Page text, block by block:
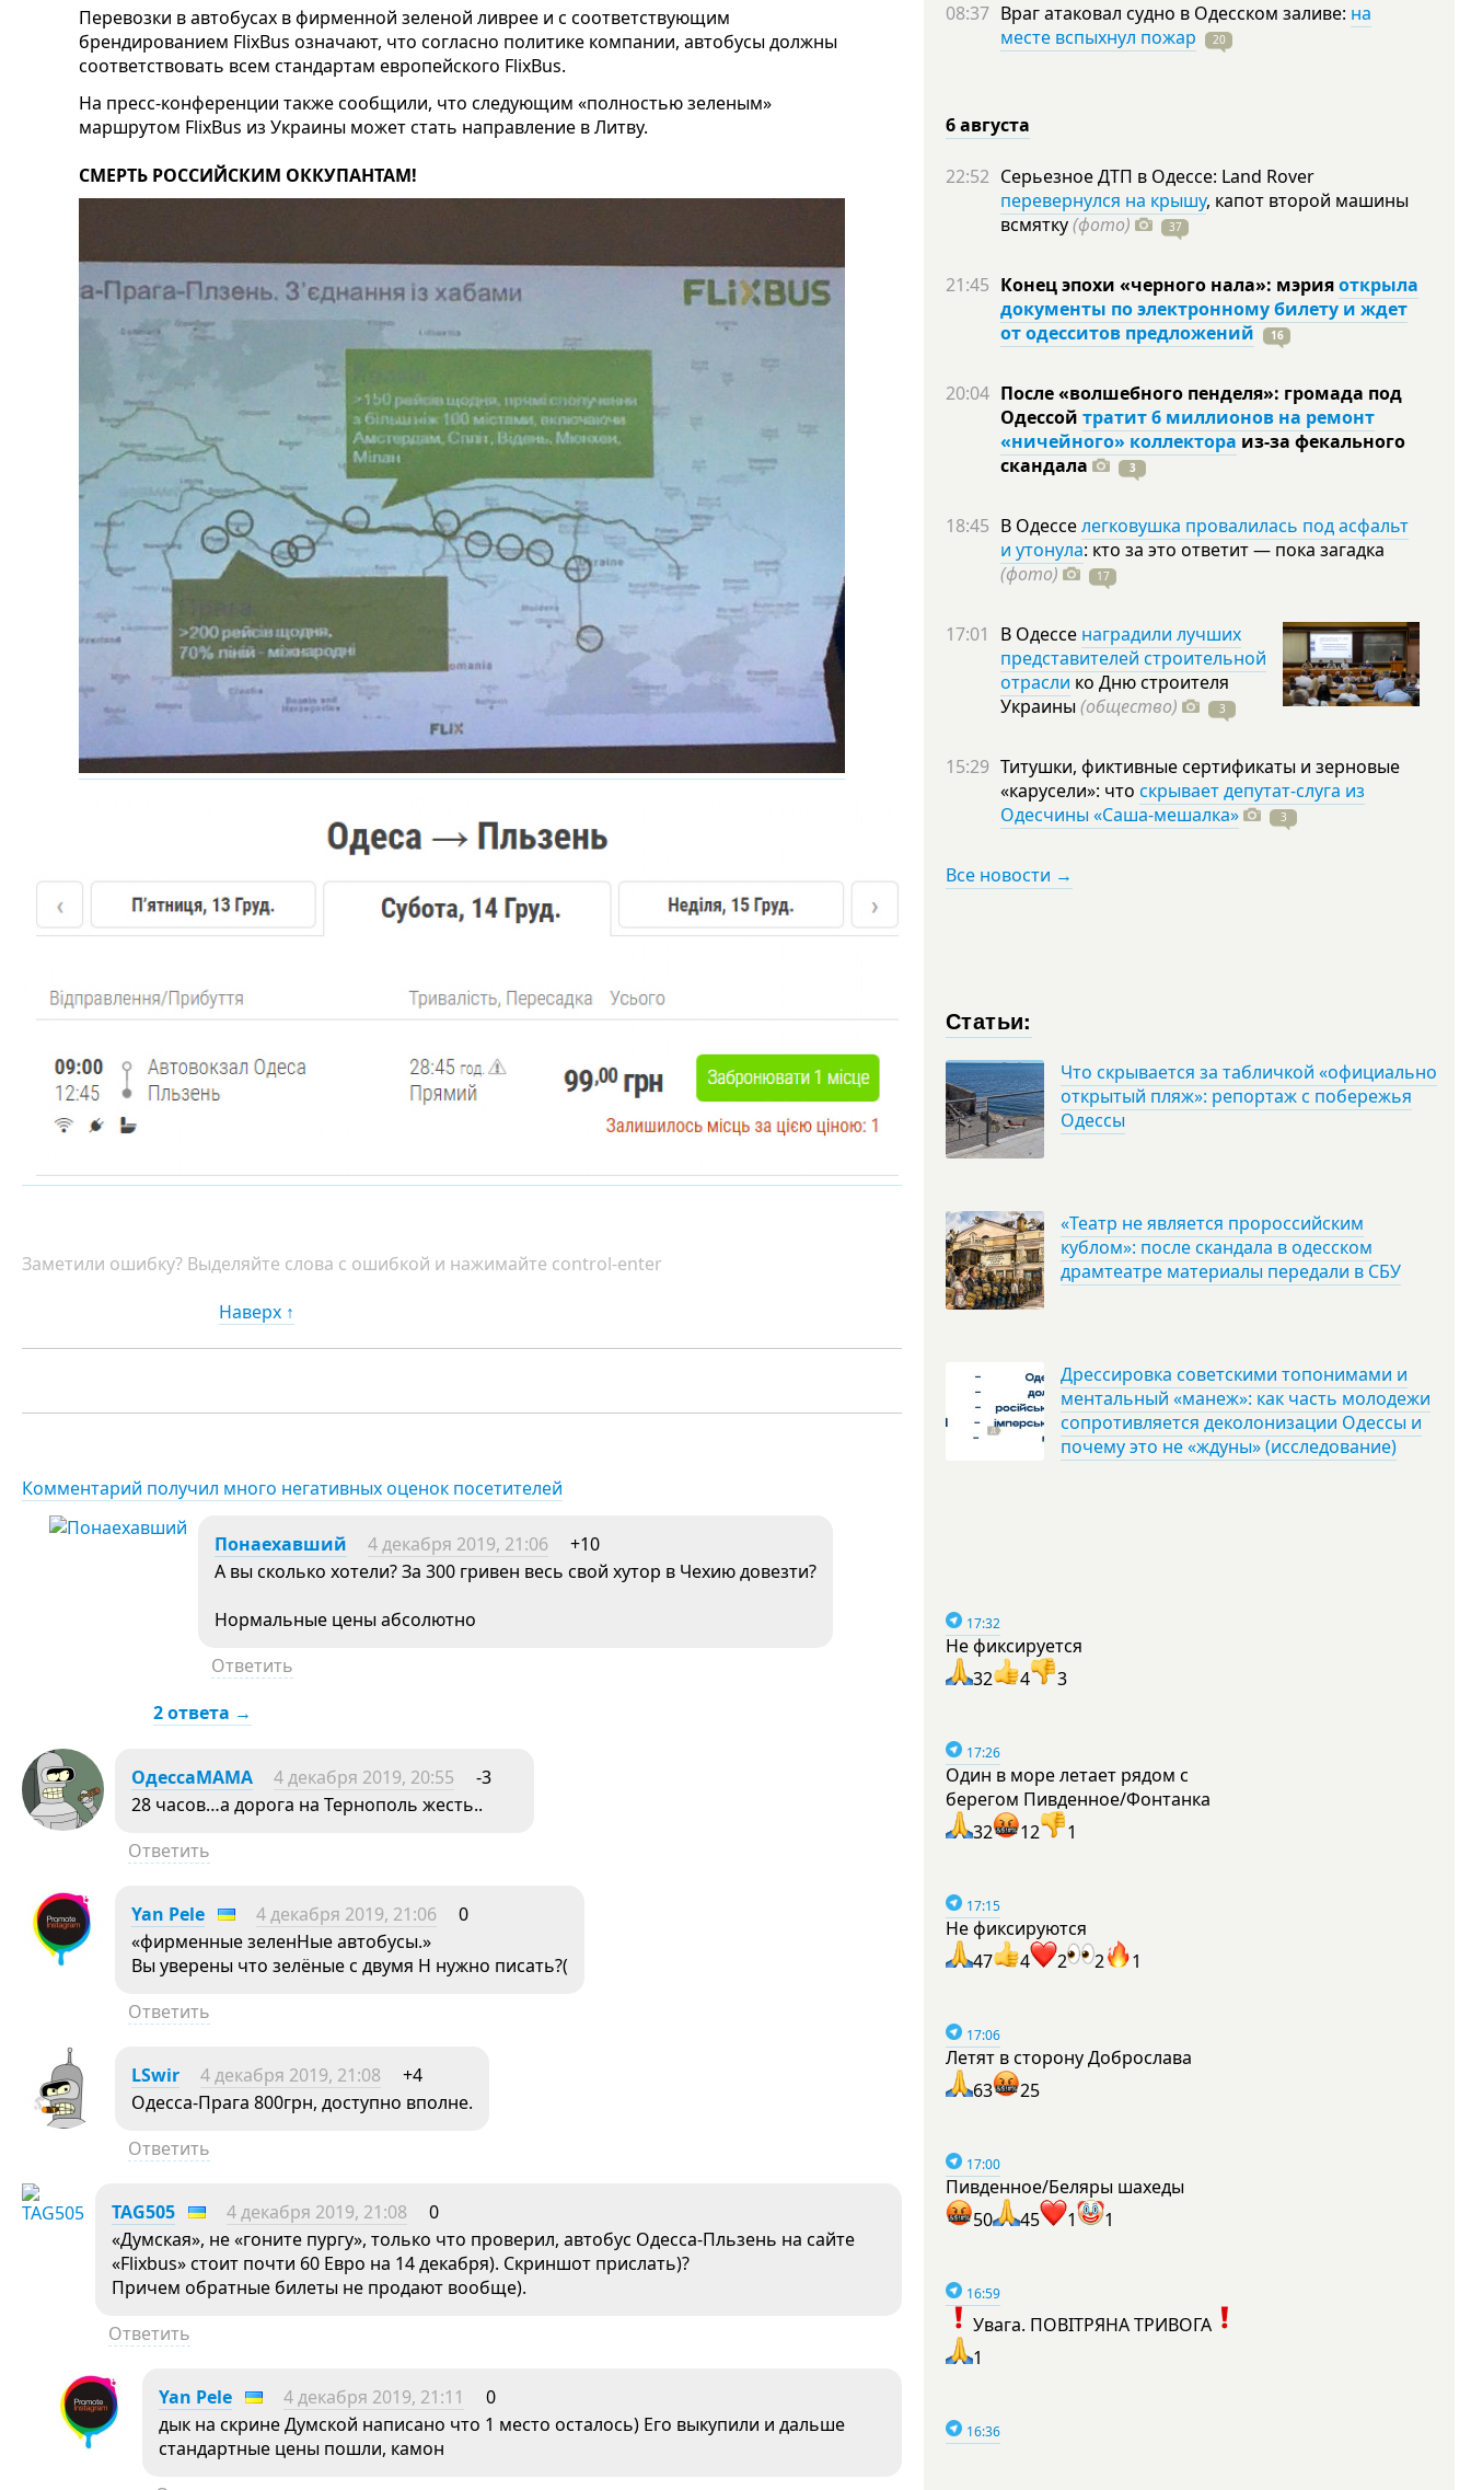
Перевозки в автобусах в фирменной зеленой ливрее и с соответствующим
брендированием FlixBus означают, что согласно политике компании, автобусы должны
соответствовать всем стандартам европейского FlixBus.
На пресс-конференции также сообщили, что следующим «полностью зеленым»
маршрутом FlixBus из Украины может стать направление в Литву.
СМЕРТЬ РОССИЙСКИМ ОККУПАНТАМ!
Заметили ошибку? Выделяйте слова с ошибкой и нажимайте control-enter
Наверх ↑
Комментарий получил много негативных оценок посетителей
Понаехавший 4 декабря 2019, 21:06
+10
А вы сколько хотели? За 300 гривен весь свой хутор в Чехию довезти?
Нормальные цены абсолютно
Ответить
2 ответа →
ОдессаМАМА 4 декабря 2019, 20:55
-3
28 часов…а дорога на Тернополь жесть..
Ответить
Yan Pele 4 декабря 2019, 21:06
0
«фирменные зеленНые автобусы.»
Вы уверены что зелёные с двумя Н нужно писать?(
Ответить
LSwir 4 декабря 2019, 21:08
+4
Одесса-Прага 800грн, доступно вполне.
Ответить
TAG505 4 декабря 2019, 21:08
0
«Думская», не «гоните пургу», только что проверил, автобус Одесса-Пльзень на сайте
«Flixbus» стоит почти 60 Евро на 14 декабря). Скриншот прислать)?
Причем обратные билеты не продают вообще).
Ответить
Yan Pele 4 декабря 2019, 21:11
0
дык на скрине Думской написано что 1 место осталось) Его выкупили и дальше
стандартные цены пошли, камон
08:37 Враг атаковал судно в Одесском заливе: на
месте вспыхнул пожар
20
6 августа
22:52 Серьезное ДТП в Одессе: Land Rover
перевернулся на крышу, капот второй машины
всмятку(фото) 37
21:45 Конец эпохи «черного нала»: мэрияоткрыла
документы по электронному билету и ждет
от одесситов предложений
16
20:04 После «волшебного пенделя»: громада под
Одессой тратит 6 миллионов на ремонт
«ничейного» коллектора из-за фекального
скандала
3
18:45 В Одесселегковушка провалилась под асфальт
и утонула: кто за это ответит — пока загадка
(фото)
17
17:01 В Одессе наградили лучших
представителей строительной
отрасли ко Дню строителя
Украины (общество) 3
15:29 Титушки, фиктивные сертификаты и зерновые
«карусели»: что скрывает депутат-слуга из
Одесчины «Саша-мешалка»
3
Все новости →
Статьи:
Что скрывается за табличкой «официально
открытый пляж»: репортаж с побережья
Одессы
«Театр не является пророссийским
кублом»: после скандала в одесском
драмтеатре материалы передали в СБУ
Дрессировка советскими топонимами и
ментальный «манеж»: как часть молодежи
сопротивляется деколонизации Одессы и
почему это не «ждуны» (исследование)
17:32
Не фиксируется
32
4 3
17:26
Один в море летает рядом с
берегом Пивденное/Фонтанка
32
12 1
17:15
Не фиксируются
47
4 2 2 1
17:06
Летят в сторону Доброслава
63
25
17:00
Пивденное/Беляры шахеды
50
45 1 1
16:59
Увага. ПОВІТРЯНА ТРИВОГА
1
16:36